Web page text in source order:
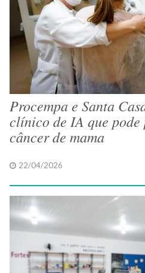
Procempa e Santa
clínico de IA que pode
câncer de mama
22/04/2026